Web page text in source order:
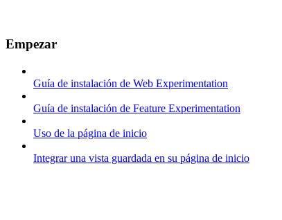
Empezar
Guía de instalación de Web Experimentation
Guía de instalación de Feature Experimentation
Uso de la página de inicio
Integrar una vista guardada en su página de inicio